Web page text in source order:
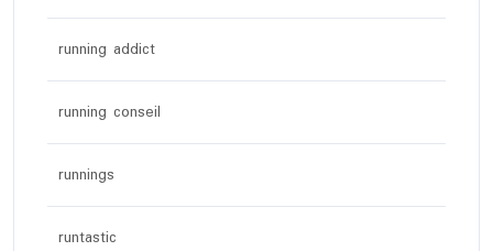
running addict
running conseil
runnings
runtastic